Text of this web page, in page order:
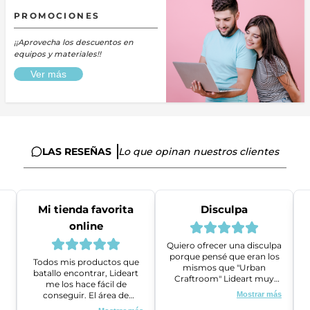
PROMOCIONES
¡¡Aprovecha los descuentos en
equipos y materiales!!
Ver más
LAS RESEÑAS Lo que opinan nuestros clientes
Mi tienda favorita
online
Todos mis productos que
batallo encontrar, Lideart
me los hace fácil de
conseguir. El área de
ventas es super amable y
Disculpa
Quiero ofrecer una disculpa
porque pensé que eran los
mismos que "Urban
Craftroom" Lideart muy
amables me ayudaron a
gestionar un problema que
Mostrar más